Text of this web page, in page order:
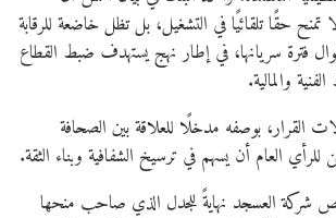
حقًا تلقائيًا في التشغيل، بل تظل خاضعة للرقابة
فترة سريانها، في إطار نهج يستهدف ضبط القطاع
والمالية.
القرار، بوصفه مدخلًا للعلاقة بين الصحافة
العام أن يسهم في ترسيخ الشفافية وبناء الثقة.
شركة العسجد نهايةً للجدل الذي صاحب منحها